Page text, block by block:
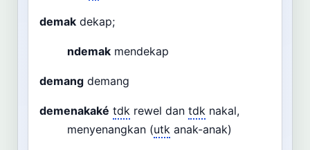
demak dekap;
ndemak mendekap
demang demang
demenakaké tdk rewel dan tdk nakal,
menyenangkan (utk anak-anak)